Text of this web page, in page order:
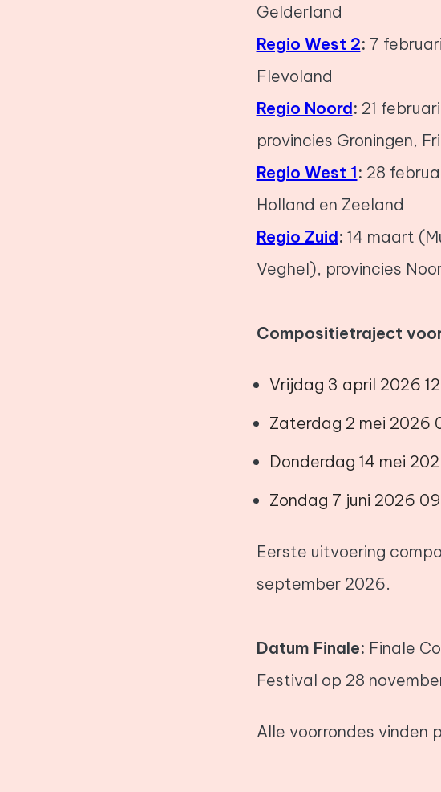
Gelderland
Regio West 2: 7
Flevoland
Regio Noord: 21
provincies Groningen,
Regio West 1: 28
Holland en Zeeland
Regio Zuid: 14 maart
Veghel), provincies
Compositietraject
Vrijdag 3 april 2026
Zaterdag 2 mei 2026
Donderdag 14 mei
Zondag 7 juni 2026
Eerste uitvoering
september 2026.
Datum Finale: Finale
Festival op 28
Alle voorrondes vinden